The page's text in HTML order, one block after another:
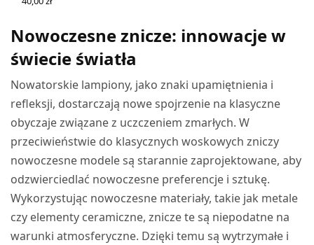
Nowoczesne znicze: innowacje w
świecie światła
Nowatorskie lampiony, jako znaki upamiętnienia i
refleksji, dostarczają nowe spojrzenie na klasyczne
obyczaje związane z uczczeniem zmarłych. W
przeciwieństwie do klasycznych woskowych zniczy
nowoczesne modele są starannie zaprojektowane, aby
odzwierciedlać nowoczesne preferencje i sztukę.
Wykorzystując nowoczesne materiały, takie jak metale
czy elementy ceramiczne, znicze te są niepodatne na
warunki atmosferyczne. Dzięki temu są wytrzymałe i